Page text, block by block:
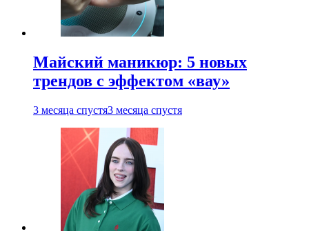
Майский маникюр: 5 новых
трендов с эффектом «вау»
3 месяца спустя3 месяца спустя